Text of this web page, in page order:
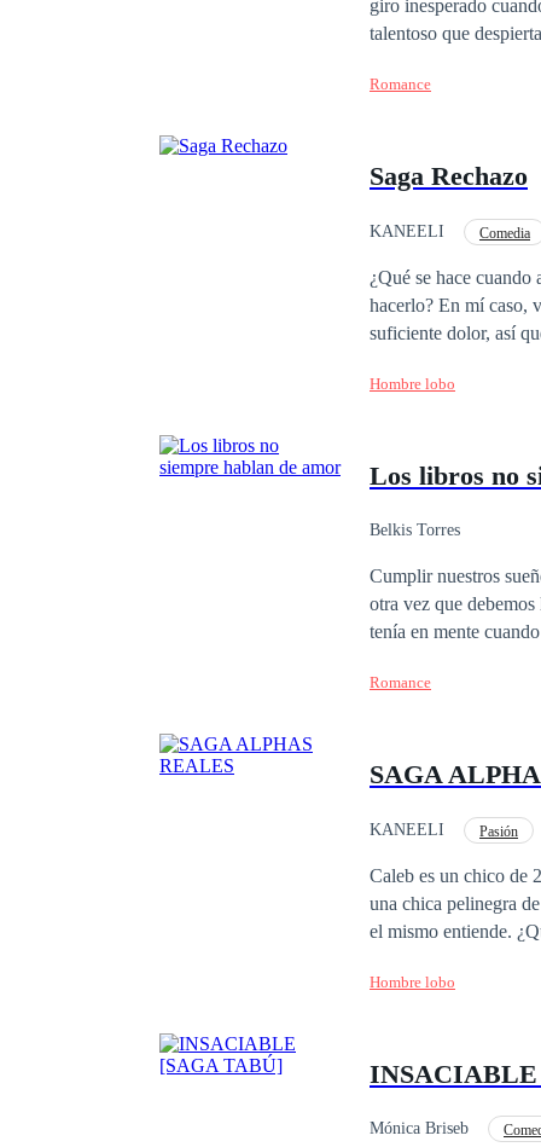
giro inesperado
talentoso que
Romance
Saga Rechazo
KANEELI Comedia
¿Qué se hace
hacerlo? En mí caso,
suficiente dolor, así
Hombre lobo
Los libros no
Belkis Torres
Cumplir nuestros
otra vez que debemos luchar
tenía en mente
vendrían muchas
Romance
SAGA
KANEELI Pasión
Caleb es un chico de
una chica pelinegra
el mismo entiende.
Hombre lobo
INSACIABLE
Mónica Briseb